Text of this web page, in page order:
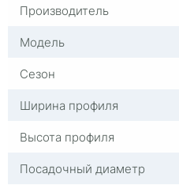
Производитель
Модель
Сезон
Ширина профиля
Высота профиля
Посадочный диаметр